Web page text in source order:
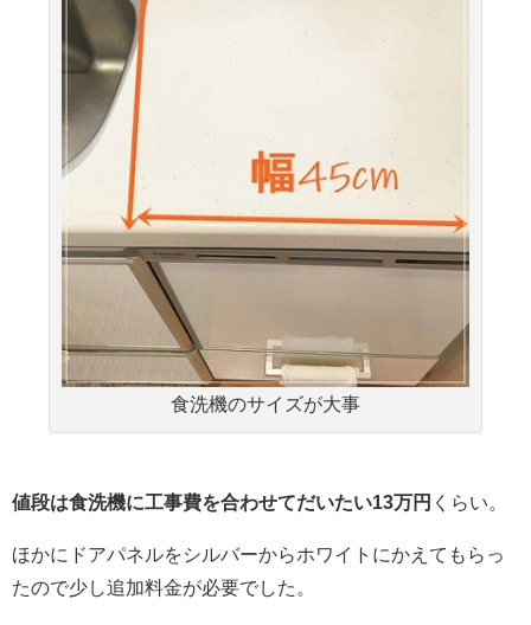
食洗機のサイズが大事
値段は食洗機に工事費を合わせてだいたい13万円 くらい。
ほかにドアパネルをシルバーからホワイトにかえてもらっ
たので少し追加料金が必要でした。